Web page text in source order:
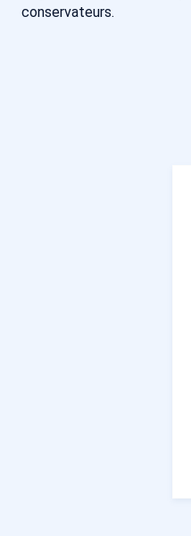
conservateurs.